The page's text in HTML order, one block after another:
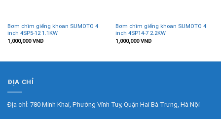
Bơm chìm giếng khoan SUMOTO 4
inch 4SP5-12 1.1KW
1,000,000VND
Bơm chìm giếng khoan SUMOTO 4
inch 4SP14-7 2.2KW
1,000,000VND
ĐỊA CHỈ
Địa chỉ: 780 Minh Khai, Phường Vĩnh Tuy, Quận Hai Bà Trưng, Hà Nội